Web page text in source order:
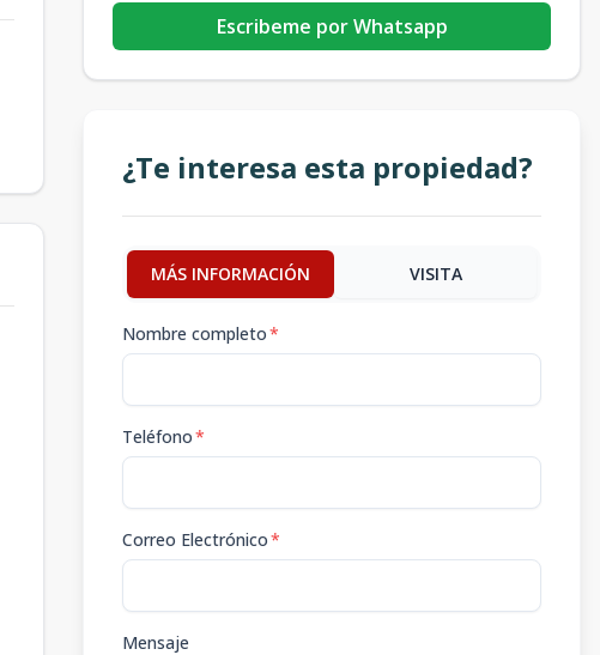
Escribeme por Whatsapp
¿Te interesa esta propiedad?
MÁS INFORMACIÓN VISITA
Nombre completo*
Teléfono*
Correo Electrónico*
Mensaje